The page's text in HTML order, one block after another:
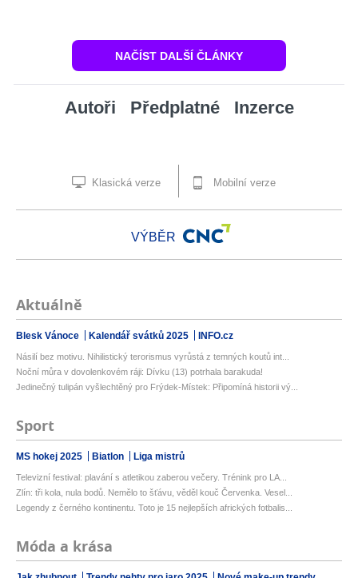
NAČÍST DALŠÍ ČLÁNKY
Autoři Předplatné Inzerce
Klasická verze Mobilní verze
VÝBĚR
Aktuálně
Blesk Vánoce Kalendář svátků 2025 INFO.cz
Násilí bez motivu. Nihilistický terorismus vyrůstá z temných koutů int...
Noční můra v dovolenkovém ráji: Dívku (13) potrhala barakuda!
Jedinečný tulipán vyšlechtěný pro Frýdek-Místek: Připomíná historii vý...
Sport
MS hokej 2025 Biatlon Liga mistrů
Televizní festival: plavání s atletikou zaberou večery. Trénink pro LA...
Zlín: tři kola, nula bodů. Nemělo to šťávu, věděl kouč Červenka. Vesel...
Legendy z černého kontinentu. Toto je 15 nejlepších afrických fotbalis...
Móda a krása